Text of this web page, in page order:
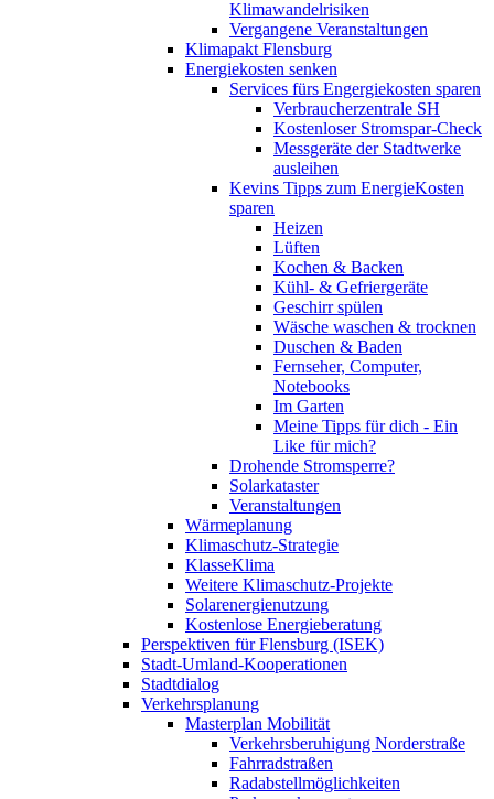
Klimawandelrisiken
Vergangene Veranstaltungen
Klimapakt Flensburg
Energiekosten senken
Services fürs Engergiekosten sparen
Verbraucherzentrale SH
Kostenloser Stromspar-Check
Messgeräte der Stadtwerke
ausleihen
Kevins Tipps zum EnergieKosten
sparen
Heizen
Lüften
Kochen & Backen
Kühl- & Gefriergeräte
Geschirr spülen
Wäsche waschen & trocknen
Duschen & Baden
Fernseher, Computer,
Notebooks
Im Garten
Meine Tipps für dich - Ein
Like für mich?
Drohende Stromsperre?
Solarkataster
Veranstaltungen
Wärmeplanung
Klimaschutz-Strategie
KlasseKlima
Weitere Klimaschutz-Projekte
Solarenergienutzung
Kostenlose Energieberatung
Perspektiven für Flensburg (ISEK)
Stadt-Umland-Kooperationen
Stadtdialog
Verkehrsplanung
Masterplan Mobilität
Verkehrsberuhigung Norderstraße
Fahrradstraßen
Radabstellmöglichkeiten